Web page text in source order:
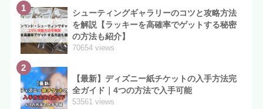
1
シューティングギャラリーのコツと攻略方法
を解説【ラッキーを高確率でゲットする秘密
の方法も紹介】
70654 views
2
【最新】ディズニー紙チケットの入手方法完
全ガイド｜4つの方法で入手可能
53561 views